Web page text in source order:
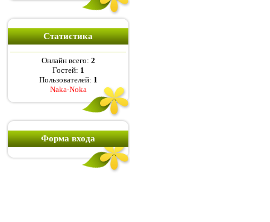
Статистика
Онлайн всего: 2
Гостей: 1
Пользователей: 1
Naka-Noka
Форма входа